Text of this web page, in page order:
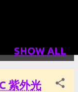
SHOW ALL
紫外光